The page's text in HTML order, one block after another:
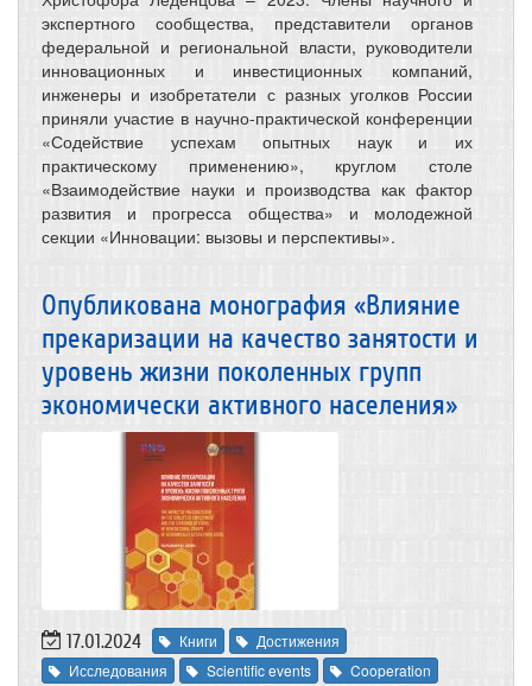
экспертного сообщества, представители органов
федеральной и региональной власти, руководители
инновационных и инвестиционных компаний,
инженеры и изобретатели с разных уголков России
приняли участие в научно-практической конференции
«Содействие успехам опытных наук и их
практическому применению», круглом столе
«Взаимодействие науки и производства как фактор
развития и прогресса общества» и молодежной
секции «Инновации: вызовы и перспективы».
Опубликована монография «Влияние
прекаризации на качество занятости и
уровень жизни поколенных групп
экономически активного населения»
17.01.2024 Книги
Достижения
Исследования
Scientific events Cooperation